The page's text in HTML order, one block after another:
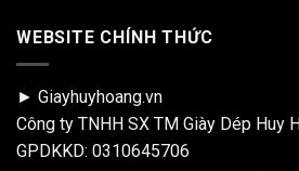
WEBSITE CHÍNH THỨC
► Giayhuyhoang.vn
Công ty TNHH SX TM Giày Dép Huy
GPDKKD: 0310645706